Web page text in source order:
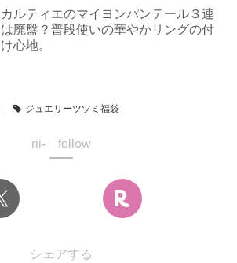
カルティエのマイヨンパンテール３連
は廃盤？普段使いの華やかリングの付
け心地。
ジュエリーツツミ福袋
rii- follow
シェアする